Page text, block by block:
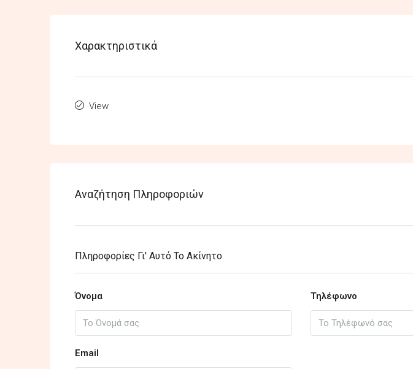
Χαρακτηριστικά
View
Αναζήτηση Πληροφοριών
Πληροφορίες Γι' Αυτό Το Ακίνητο
Όνομα Τηλέφωνο
Email